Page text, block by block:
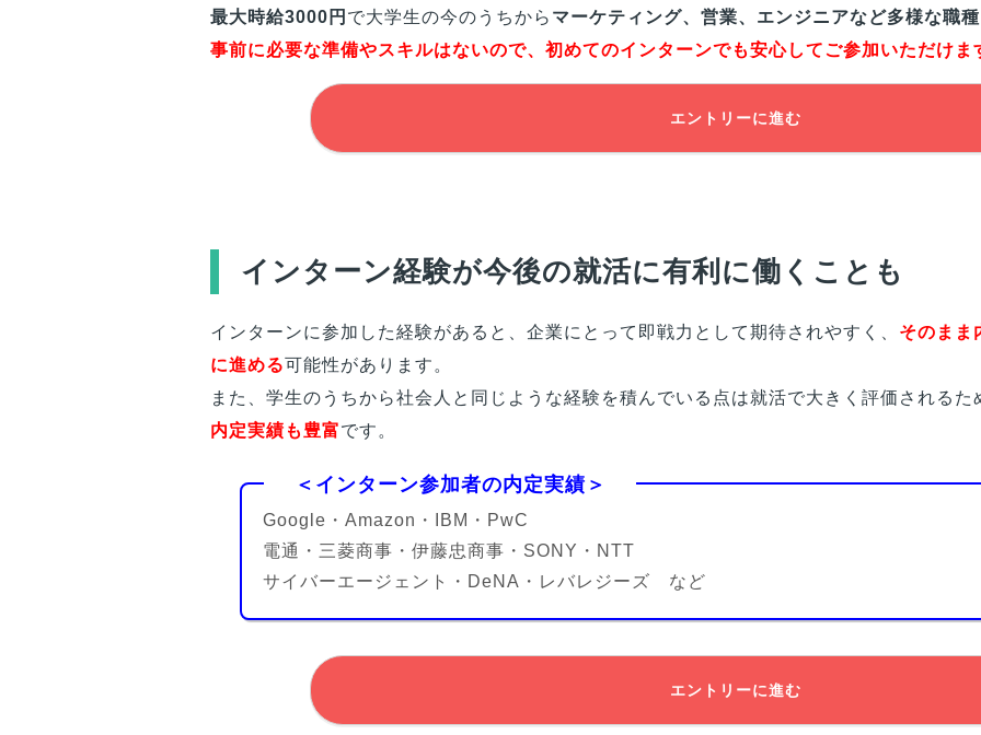
最大時給3000円 で大学生の今のうちから マーケティング、営業、エンジニアなど多様な職種
事前に必要な準備やスキルはないので、初めてのインターンでも安心してご参加いただけま
エントリーに進む
インターン経験が今後の就活に有利に働くことも
インターンに参加した経験があると、企業にとって即戦力として期待されやすく、 そのまま
に進める可能性があります。
また、学生のうちから社会人と同じような経験を積んでいる点は就活で大きく評価されるた
内定実績も豊富です。
＜インターン参加者の内定実績＞
Google・Amazon・IBM・PwC
電通・三菱商事・伊藤忠商事・SONY・NTT
サイバーエージェント・DeNA・レバレジーズ など
エントリーに進む